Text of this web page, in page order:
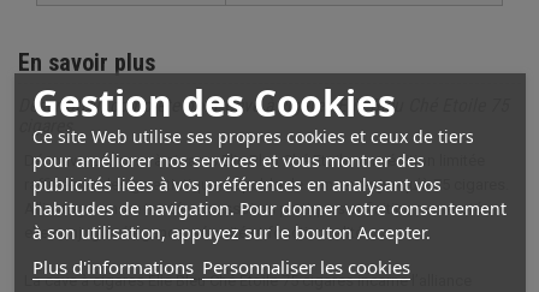
Gestion des Cookies
Ce site Web utilise ses propres cookies et ceux de tiers
pour améliorer nos services et vous montrer des
publicités liées à vos préférences en analysant vos
habitudes de navigation. Pour donner votre consentement
à son utilisation, appuyez sur le bouton Accepter.
Plus d'informations Personnaliser les cookies
En savoir plus
Description complète pour Cave à cigares Elie Bleu Ché Etoile 75
cigares
Découvrez la cave à cigares Elie Bleu Ché Etoile, une édition limitée
raffinée au design artistique, capable de conserver jusqu’à 75 cigares.
Alliant sycomore teinté, accessoires pratiques et finition numérotée,
elle conjugue élégance, sécurité et fonctionnalité.
La cave à cigares Elie Bleu Ché Etoile 75 cigares incarne l’alliance